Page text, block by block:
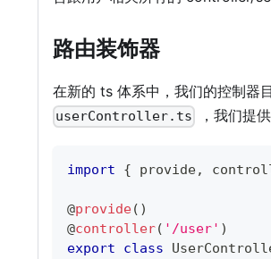
路由装饰器
在新的 ts 体系中，我们的控制器
userController.ts ，我们提
import { provide,
@provide( )
@controller( '/user' )
export
class